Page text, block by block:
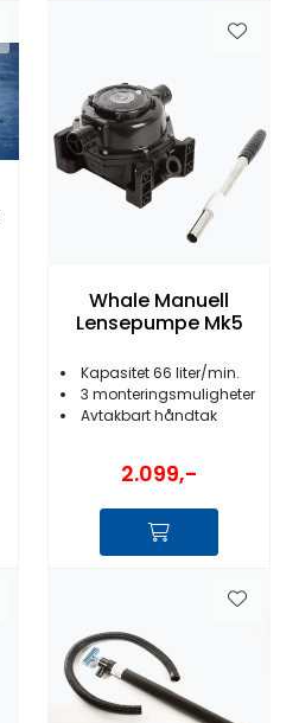
Whale Manuell
Lensepumpe Mk5
Kapasitet 66 liter/min.
3 monteringsmuligheter
Avtakbart håndtak
2.099,-